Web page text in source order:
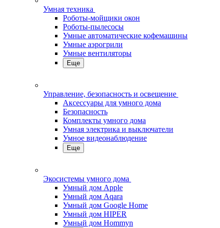
Умная техника
Роботы-мойщики окон
Роботы-пылесосы
Умные автоматические кофемашины
Умные аэрогрили
Умные вентиляторы
Еще
Управление, безопасность и освещение
Аксессуары для умного дома
Безопасность
Комплекты умного дома
Умная электрика и выключатели
Умное видеонаблюдение
Еще
Экосистемы умного дома
Умный дом Apple
Умный дом Aqara
Умный дом Google Home
Умный дом HIPER
Умный дом Hommyn